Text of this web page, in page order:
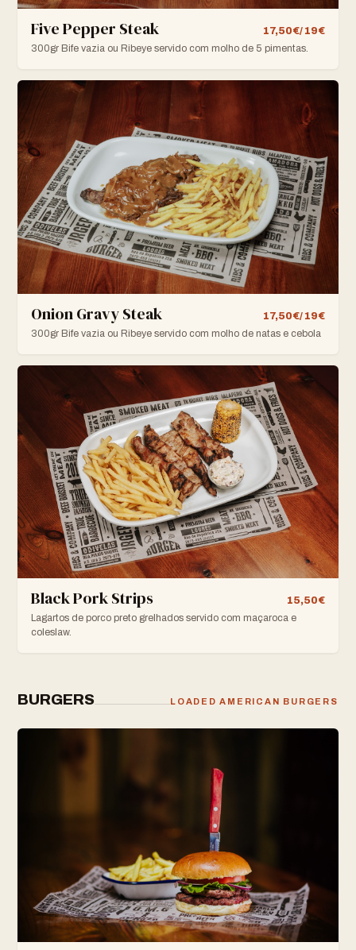
Five Pepper Steak
17,50€/ 19€
300gr Bife vazia ou Ribeye servido com molho de 5 pimentas.
Onion Gravy Steak
17,50€/ 19€
300gr Bife vazia ou Ribeye servido com molho de natas e cebola
Black Pork Strips
15,50€
Lagartos de porco preto grelhados servido com maçaroca e
coleslaw.
BURGERS LOADED AMERICAN BURGERS